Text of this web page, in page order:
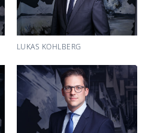
LUKAS KOHLBERG